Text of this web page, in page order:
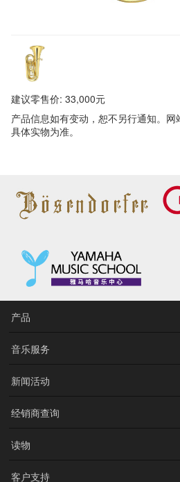
建议零售价: 33,000元
产品信息如有变动，恕不另行通知。
具体实物为准。
产品
音乐服务
新闻活动
经销商查询
读物
客户支持